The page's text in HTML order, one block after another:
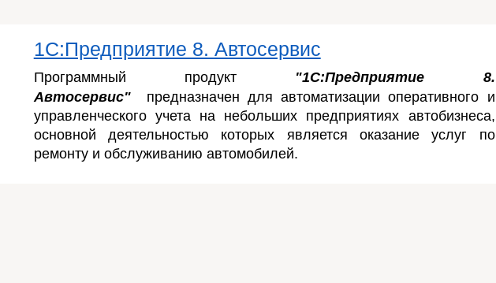
1С:Предприятие 8. Автосервис
Программный продукт"1С:Предприятие 8.
Автосервис"
предназначен для автоматизации оперативного и
управленческого учета на небольших предприятиях автобизнеса,
основной деятельностью которых является оказание услуг по
ремонту и обслуживанию автомобилей.